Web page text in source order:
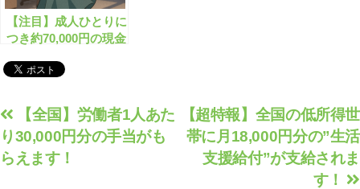
【注目】成人ひとりに
つき約70,000円の現金
す！
投
稿
ナ
【超特報】全国の低所得世
帯に月18,000円分の”生活
支援給付”が支給されま
す！
【全国】労働者1人あた
り30,000円分の手当がも
らえます！